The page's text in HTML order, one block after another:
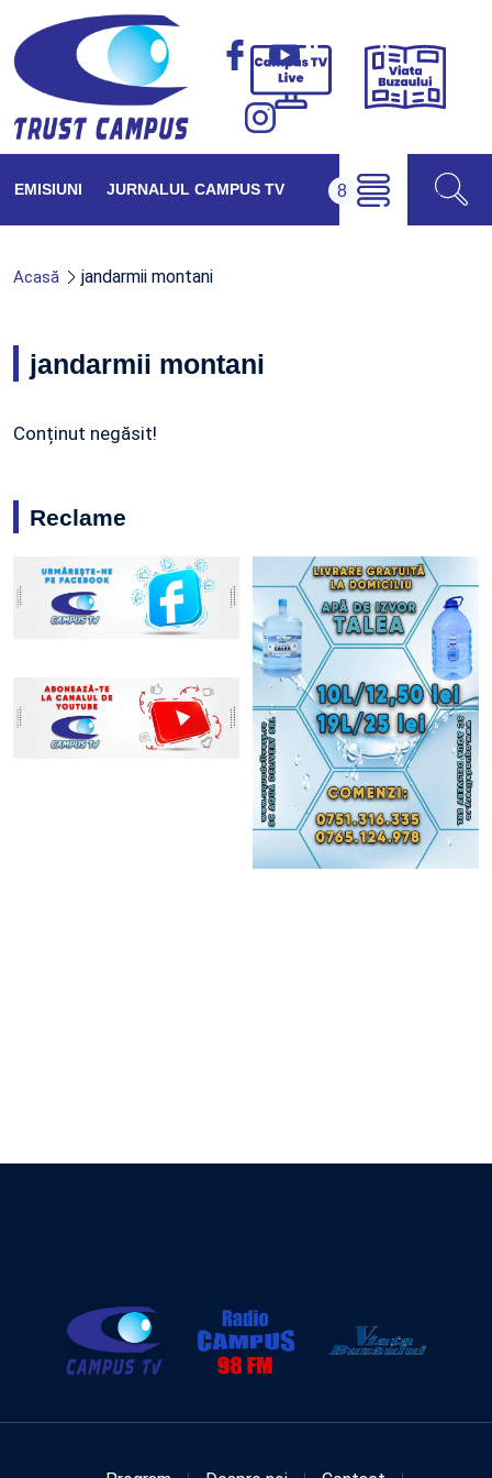
Campus
Viața
EMISIUNI JURNALUL CAMPUS TV
Acasă jandarmii montani
jandarmii montani
Conținut negăsit!
Reclame